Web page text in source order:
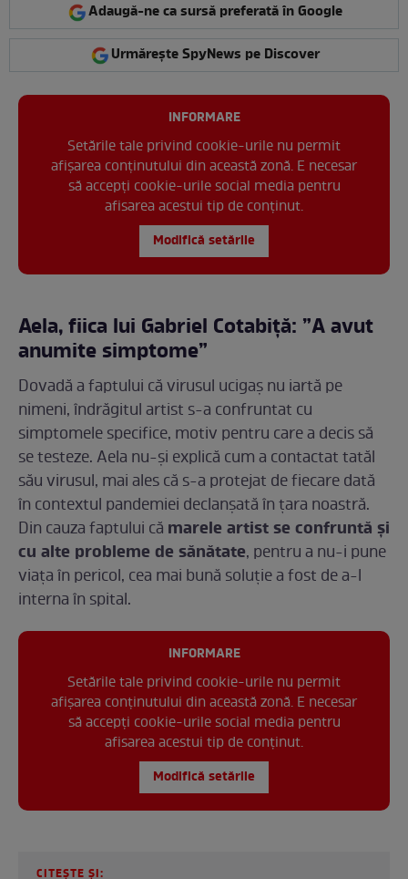
Adaugă-ne ca sursă preferată în Google
Urmărește SpyNews pe Discover
INFORMARE
Setările tale privind cookie-urile nu permit
afișarea conținutului din această zonă. E necesar
să accepți cookie-urile social media pentru
afisarea acestui tip de conținut.
Modifică setările
Aela, fiica lui Gabriel Cotabiță: ”A avut
anumite simptome”
Dovadă a faptului că virusul ucigaș nu iartă pe
nimeni, îndrăgitul artist s-a confruntat cu
simptomele specifice, motiv pentru care a decis să
se testeze. Aela nu-și explică cum a contactat tatăl
său virusul, mai ales că s-a protejat de fiecare dată
în contextul pandemiei declanșată în țara noastră.
Din cauza faptului că marele artist se confruntă și
cu alte probleme de sănătate, pentru a nu-i pune
viața în pericol, cea mai bună soluție a fost de a-l
interna în spital.
INFORMARE
Setările tale privind cookie-urile nu permit
afișarea conținutului din această zonă. E necesar
să accepți cookie-urile social media pentru
afisarea acestui tip de conținut.
Modifică setările
CITEȘTE ȘI: